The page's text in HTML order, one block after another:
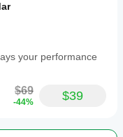
your performance
$69
-44% $39